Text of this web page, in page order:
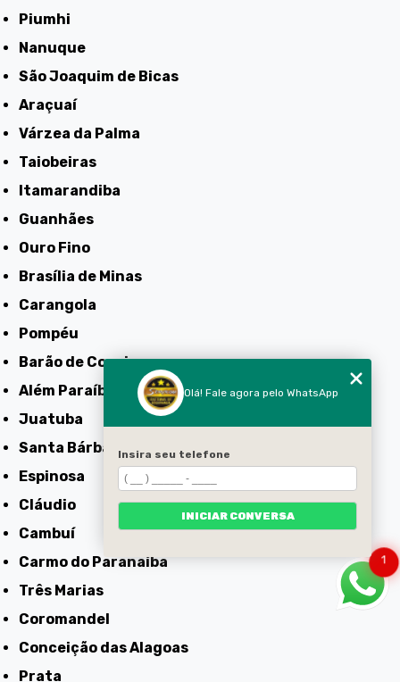
Piumhi
Nanuque
São Joaquim de Bicas
Araçuaí
Várzea da Palma
Taiobeiras
Itamarandiba
Guanhães
Ouro Fino
Brasília de Minas
Carangola
Pompéu
Barão de Cocais
Além Paraíba
Juatuba
Santa Bárbara
Espinosa
Cláudio
Cambuí
Carmo do Paranaíba
Três Marias
Coromandel
Conceição das Alagoas
Prata
1
Olá! Fale agora pelo WhatsApp
Insira seu telefone
INICIAR CONVERSA